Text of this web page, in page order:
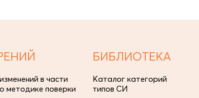
в части
методике поверки
БИБЛИОТЕКА
Каталог категорий
типов СИ